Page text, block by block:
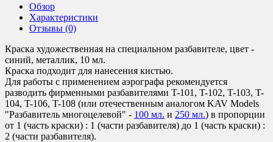
Обзор
Характеристики
Отзывы (0)
Краска художественная на специальном разбавителе, цвет -
синий, металлик, 10 мл.
Краска подходит для нанесения кистью.
Для работы с применением аэрографа рекомендуется
разводить фирменными разбавителями T-101, T-102, T-103, T-
104, T-106, T-108 (или отечественным аналогом KAV Models
"Разбавитель многоцелевой" - 100 мл. и 250 мл.) в пропорции
от 1 (часть краски) : 1 (части разбавителя) до 1 (часть краски) :
2 (части разбавителя).